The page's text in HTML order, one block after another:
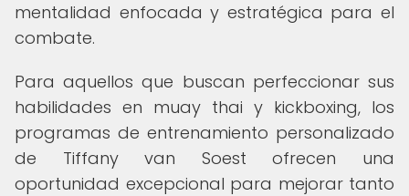
mentalidad enfocada y estratégica para el
combate.
Para aquellos que buscan perfeccionar sus
habilidades en muay thai y kickboxing, los
programas de entrenamiento personalizado
de Tiffany van Soest ofrecen una
oportunidad excepcional para mejorar tanto